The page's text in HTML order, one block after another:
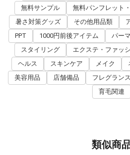
無料サンプル
無料パンフレット
暑さ対策グッズ
その他用品類
PPT
1000円前後アイテム パー
スタイリング
エクステ・ファッ
ヘルス
スキンケア メイク
美容用品
店舗備品 フレグランス
育毛関連
類似商